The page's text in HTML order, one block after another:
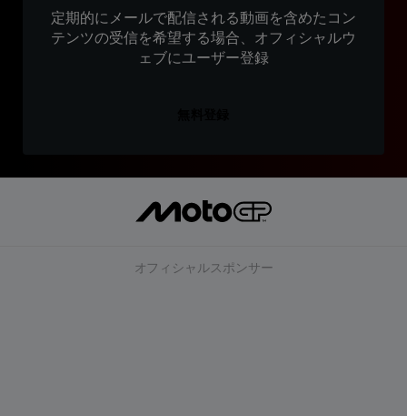
定期的にメールで配信される動画を含めたコン
テンツの受信を希望する場合、オフィシャルウ
ェブにユーザー登録
オフィシャルスポンサー